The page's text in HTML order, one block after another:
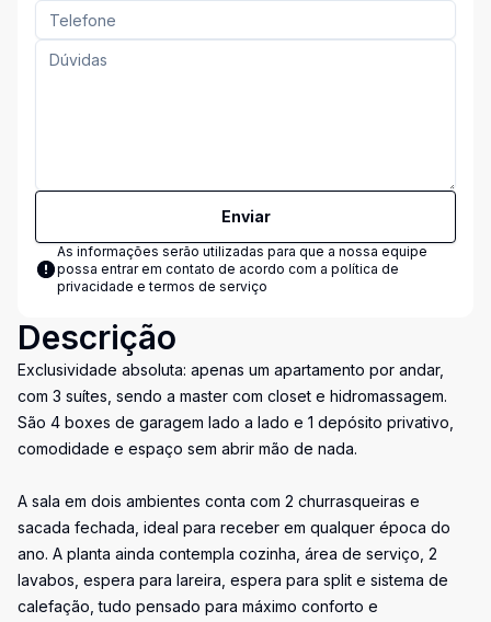
Enviar
As informações serão utilizadas para que a nossa equipe
possa entrar em contato de acordo com a política de
privacidade e termos de serviço
Descrição
Exclusividade absoluta: apenas um apartamento por andar,
com 3 suítes, sendo a master com closet e hidromassagem.
São 4 boxes de garagem lado a lado e 1 depósito privativo,
comodidade e espaço sem abrir mão de nada.
A sala em dois ambientes conta com 2 churrasqueiras e
sacada fechada, ideal para receber em qualquer época do
ano. A planta ainda contempla cozinha, área de serviço, 2
lavabos, espera para lareira, espera para split e sistema de
calefação, tudo pensado para máximo conforto e